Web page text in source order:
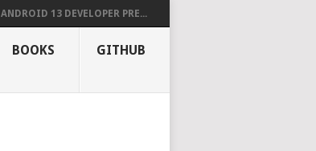
ANDROID 13 DEVELOPER PRE...
BOOKS GITHUB